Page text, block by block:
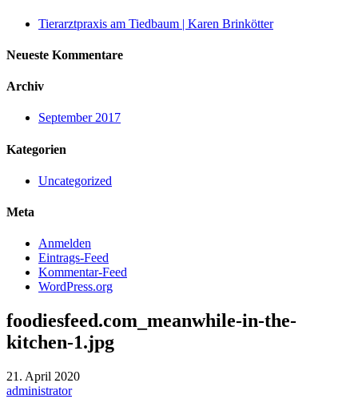
Tierarztpraxis am Tiedbaum | Karen Brinkötter
Neueste Kommentare
Archiv
September 2017
Kategorien
Uncategorized
Meta
Anmelden
Eintrags-Feed
Kommentar-Feed
WordPress.org
foodiesfeed.com_meanwhile-in-the-
kitchen-1.jpg
21. April 2020
administrator